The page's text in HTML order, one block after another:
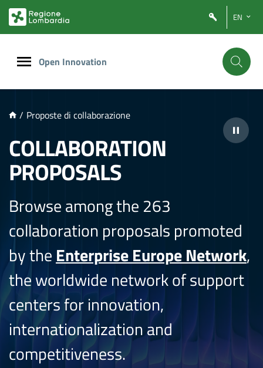
PRINCIPALE
EN
Open Innovation
/ Proposte di collaborazione
COLLABORATION
PROPOSALS
Browse among the 263
collaboration proposals promoted
by the Enterprise Europe Network,
the worldwide network of support
centers for innovation,
internationalization and
competitiveness.